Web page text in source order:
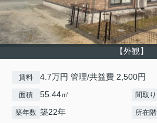
【外観】
賃料 4.7万円 管理/共益費 2,500円
面積 55.44㎡ 間取り
築年数 築22年 所在階